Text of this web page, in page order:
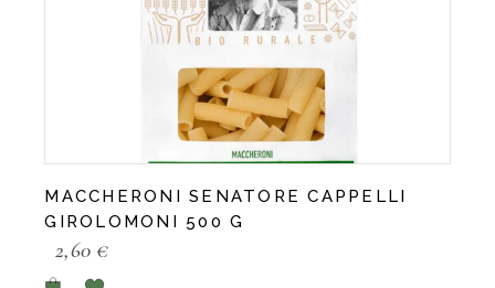
MACCHERONI SENATORE CAPPELLI
GIROLOMONI 500 G
2,60 €